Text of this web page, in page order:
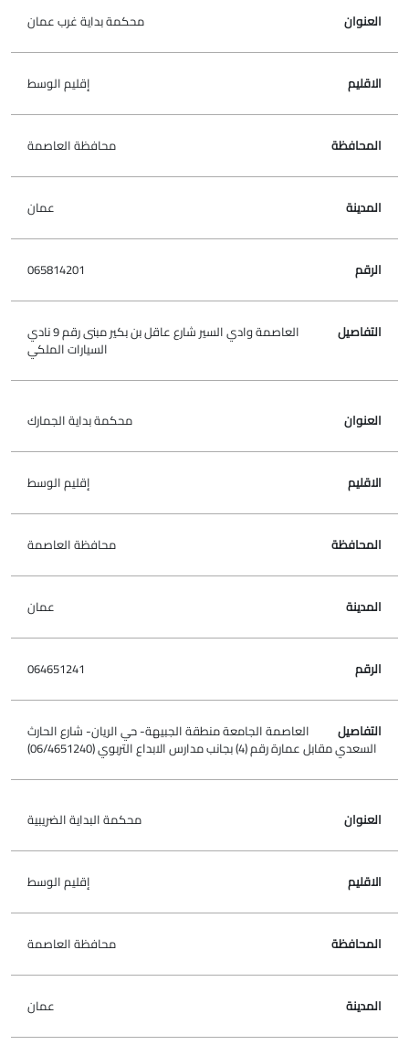
محكمة بداية غرب عمان
إقليم الوسط
محافظة العاصمة
عمان
065814201
العاصمة وادي السير شارع عاقل بن بكير مبنى رقم 9 نادي
السيارات الملكي
محكمة بداية الجمارك
إقليم الوسط
محافظة العاصمة
عمان
064651241
العاصمة الجامعة منطقة الجبيهة- حي الريان- شارع الحارث
السعدي مقابل عمارة رقم (4) بجانب مدارس الابداع التربوي (06/4651240)
محكمة البداية الضريبية
إقليم الوسط
محافظة العاصمة
عمان